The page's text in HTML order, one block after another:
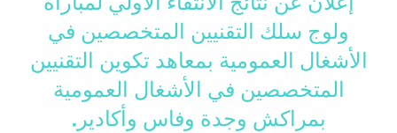
ولوج سلك التقنيين المتخصصين في
الأشغال العمومية بمعاهد تكوين التقنيين
المتخصصين في الأشغال العمومية
بمراكش وجدة وفاس وأكادير.